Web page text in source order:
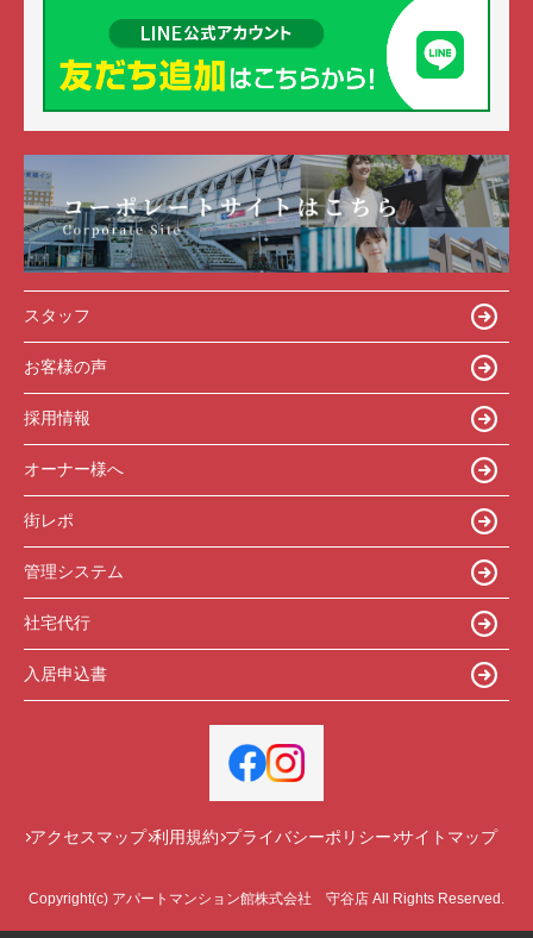
スタッフ
お客様の声
採用情報
オーナー様へ
街レポ
管理システム
社宅代行
入居申込書
アクセスマップ 利用規約 プライバシーポリシー サイトマップ
Copyright(c) アパートマンション館株式会社 守谷店 All Rights Reserved.